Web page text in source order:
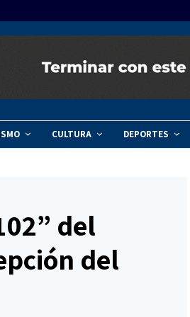
CULTURA DEPORTES
del
del